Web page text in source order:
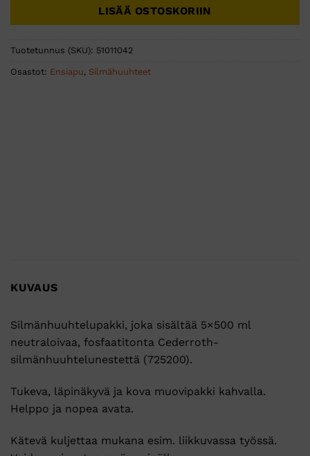
LISÄÄ OSTOSKORIIN
Tuotetunnus (SKU): 51011042
Osastot: Ensiapu, Silmähuuhteet
KUVAUS
Silmänhuuhtelupakki, joka sisältää 5×500 ml
neutraloivaa, fosfaatitonta Cederroth-
silmänhuuhtelunestettä (725200).
Tukeva, läpinäkyvä ja kova muovipakki kahvalla.
Helppo ja nopea avata.
Kätevä kuljettaa mukana esim. liikkuvassa työssä.